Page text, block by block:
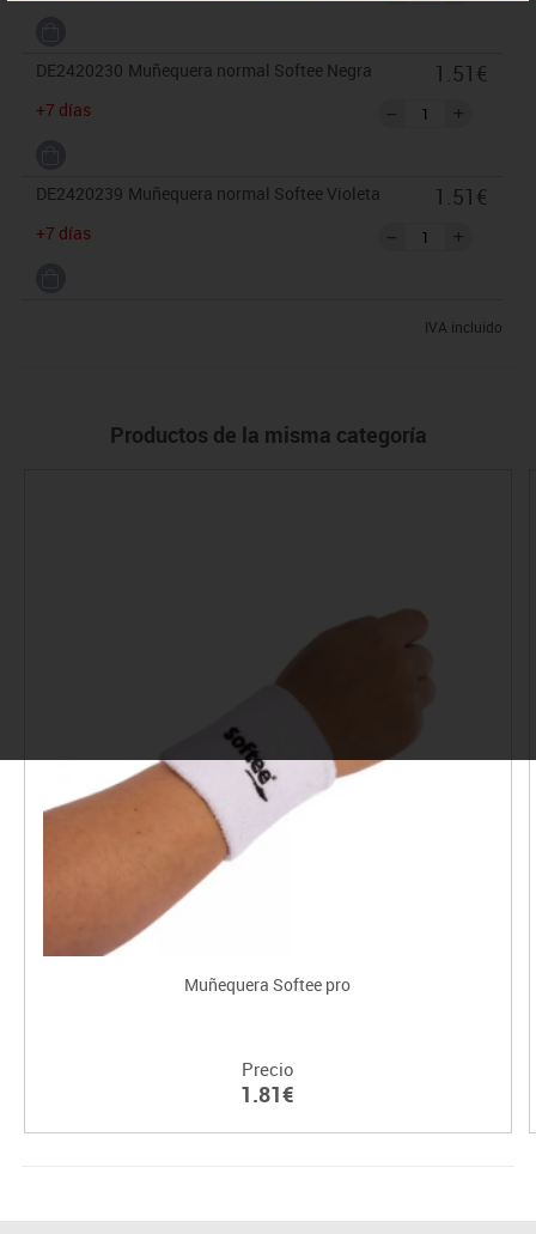
DE2420230 Muñequera normal Softee Negra
+7 días
1.51€
DE2420239 Muñequera normal Softee Violeta
+7 días
1.51€
IVA incluido
Productos de la misma categoría
Muñequera Softee pro
Precio
1.81€